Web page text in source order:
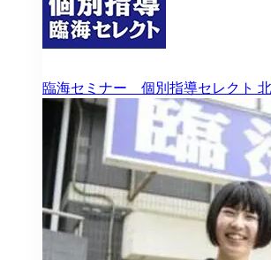
臨海セミナー 個別指導セレクト